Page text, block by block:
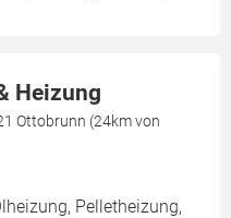
Heizung
Ottobrunn (24km von
Pelletheizung,